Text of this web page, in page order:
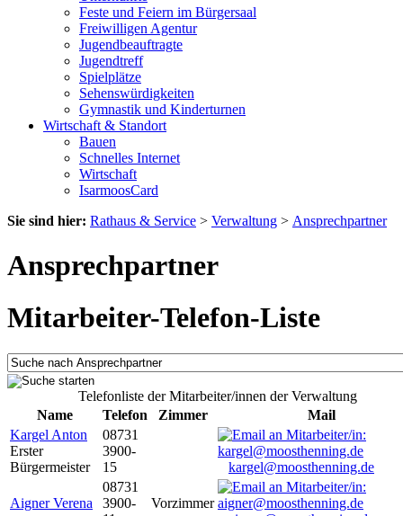
Feste und Feiern im Bürgersaal
Freiwilligen Agentur
Jugendbeauftragte
Jugendtreff
Spielplätze
Sehenswürdigkeiten
Gymnastik und Kinderturnen
Wirtschaft & Standort
Bauen
Schnelles Internet
Wirtschaft
IsarmoosCard
Sie sind hier: Rathaus & Service > Verwaltung > Ansprechpartner
Ansprechpartner
Mitarbeiter-Telefon-Liste
Telefonliste der Mitarbeiter/innen der Verwaltung
Name
Telefon Zimmer
Mail
Kargel Anton
Erster
Bürgermeister
08731
3900-
15
kargel@moosthenning.de
Aigner Verena
08731
3900-
Vorzimmer